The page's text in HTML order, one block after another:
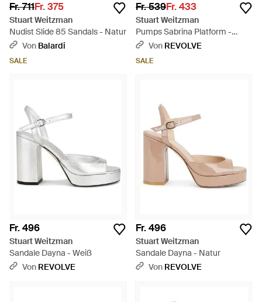
Fr. 711Fr. 375
Stuart Weitzman
Nudist Slide 85 Sandals - Natur
Von Balardi
SALE
Fr. 539Fr. 433
Stuart Weitzman
Pumps Sabrina Platform -
Schwarz
Von REVOLVE
SALE
Fr. 496
Stuart Weitzman
Sandale Dayna - Weiß
Von REVOLVE
Fr. 496
Stuart Weitzman
Sandale Dayna - Natur
Von REVOLVE